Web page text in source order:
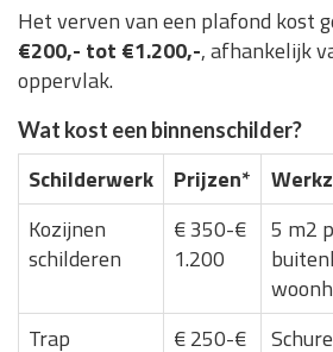
Het verven van een plafond kost
€200,- tot €1.200,-, afhankelijk
oppervlak.
Wat kost een binnenschilder?
Schilderwerk Prijzen*
Kozijnen
schilderen
€ 350-€
1.200
5 m2
Trap
€ 250-€